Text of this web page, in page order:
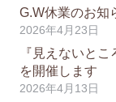
G.W休業のお知
2026年4月23日
『見えないと
を開催します
2026年4月13日